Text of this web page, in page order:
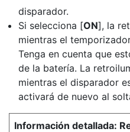
disparador.
Si selecciona [ON], la
mientras el
Tenga en cuenta que
de la batería. La
mientras el disparador
activará de nuevo al